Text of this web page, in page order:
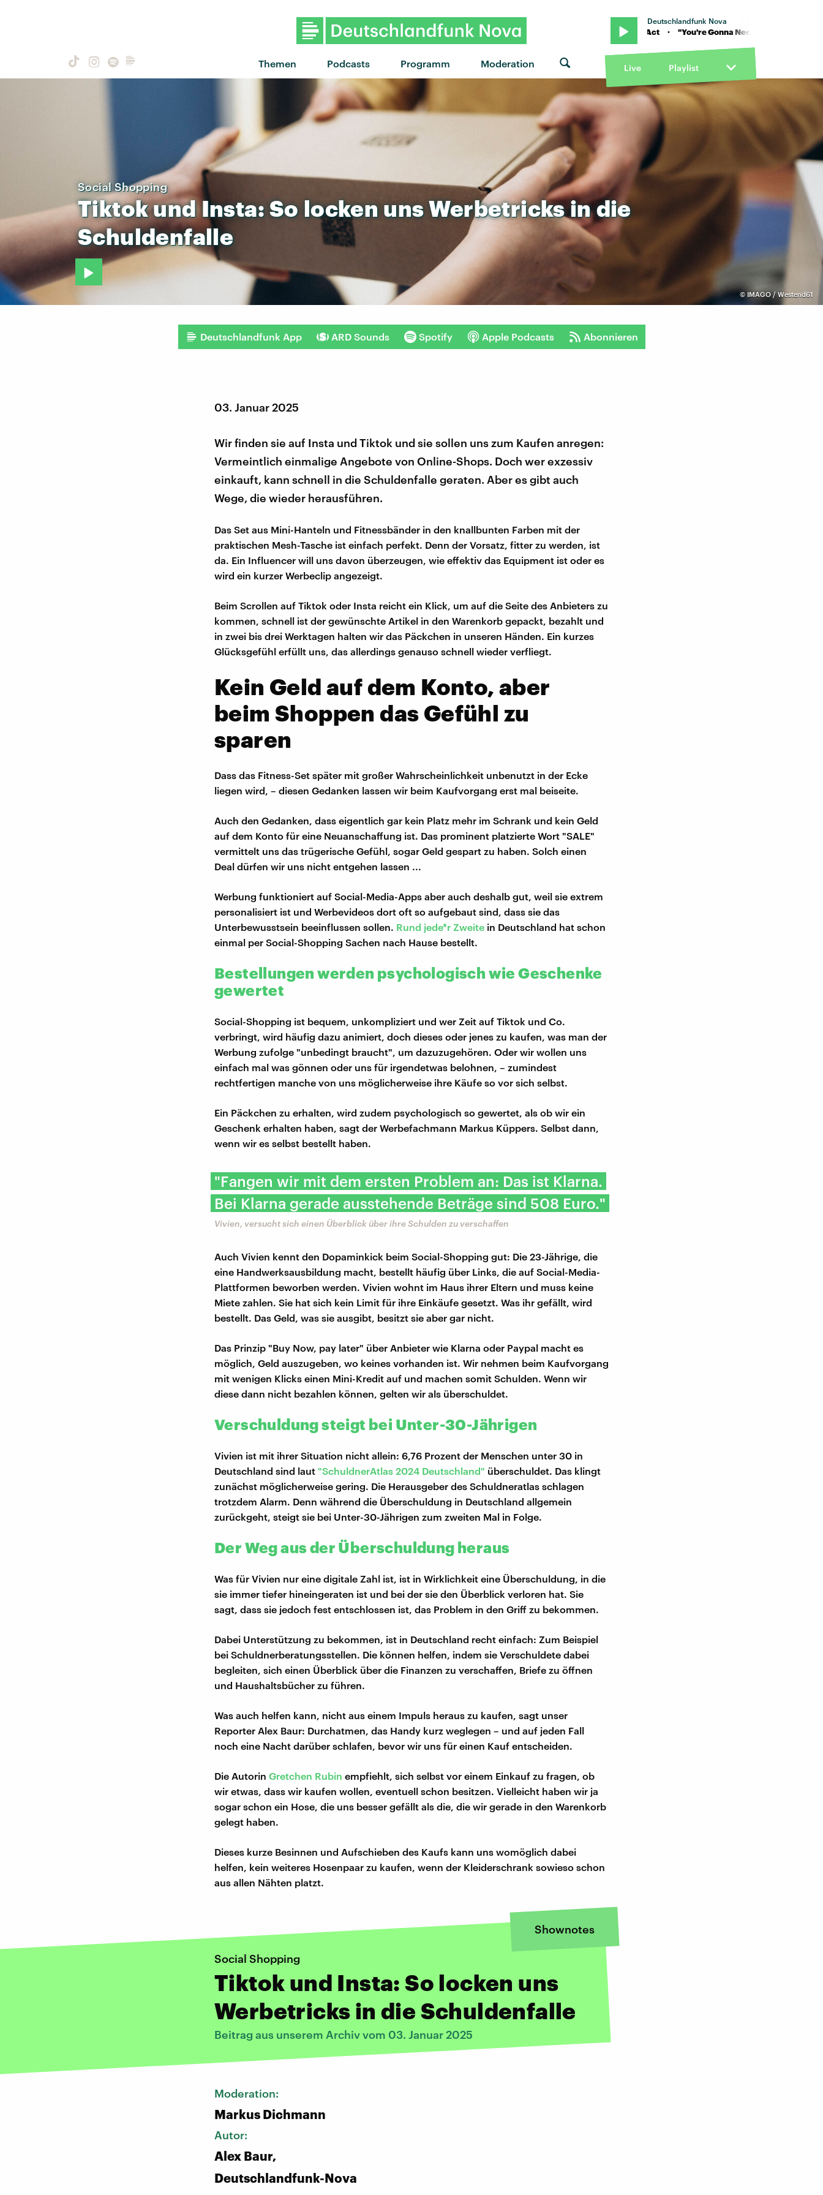
Themen Podcasts Programm Moderation
Deutschlandfunk Nova
"You're Gonna Need A Little Music" von Yard Act · "You're Gonna Need A Little Music" von Yard Act
Live Playlist
© IMAGO / Westend61
Social Shopping
Tiktokund Insta:SolockenunsWerbetricksindie
Schuldenfalle
Deutschlandfunk App ARD Sounds Spotify Apple Podcasts Abonnieren
03. Januar 2025
Wir finden sie auf Insta und Tiktok und sie sollen uns zum Kaufen anregen:
Vermeintlich einmalige Angebote von Online-Shops. Doch wer exzessiv
einkauft, kann schnell in die Schuldenfalle geraten. Aber es gibt auch
Wege, die wieder herausführen.
Das Set aus Mini-Hanteln und Fitnessbänder in den knallbunten Farben mit der
praktischen Mesh-Tasche ist einfach perfekt. Denn der Vorsatz, fitter zu werden, ist
da. Ein Influencer will uns davon überzeugen, wie effektiv das Equipment ist oder es
wird ein kurzer Werbeclip angezeigt.
Beim Scrollen auf Tiktok oder Insta reicht ein Klick, um auf die Seite des Anbieters zu
kommen, schnell ist der gewünschte Artikel in den Warenkorb gepackt, bezahlt und
in zwei bis drei Werktagen halten wir das Päckchen in unseren Händen. Ein kurzes
Glücksgefühl erfüllt uns, das allerdings genauso schnell wieder verfliegt.
Kein Geld auf dem Konto, aber
beim Shoppen das Gefühl zu
sparen
Dass das Fitness-Set später mit großer Wahrscheinlichkeit unbenutzt in der Ecke
liegen wird, – diesen Gedanken lassen wir beim Kaufvorgang erst mal beiseite.
Auch den Gedanken, dass eigentlich gar kein Platz mehr im Schrank und kein Geld
auf dem Konto für eine Neuanschaffung ist. Das prominent platzierte Wort "SALE"
vermittelt uns das trügerische Gefühl, sogar Geld gespart zu haben. Solch einen
Deal dürfen wir uns nicht entgehen lassen ...
Werbung funktioniert auf Social-Media-Apps aber auch deshalb gut, weil sie extrem
personalisiert ist und Werbevideos dort oft so aufgebaut sind, dass sie das
Unterbewusstsein beeinflussen sollen. Rund jede*r Zweite in Deutschland hat schon
einmal per Social-Shopping Sachen nach Hause bestellt.
Bestellungen werden psychologisch wie Geschenke
gewertet
Social-Shopping ist bequem, unkompliziert und wer Zeit auf Tiktok und Co.
verbringt, wird häufig dazu animiert, doch dieses oder jenes zu kaufen, was man der
Werbung zufolge "unbedingt braucht", um dazuzugehören. Oder wir wollen uns
einfach mal was gönnen oder uns für irgendetwas belohnen, – zumindest
rechtfertigen manche von uns möglicherweise ihre Käufe so vor sich selbst.
Ein Päckchen zu erhalten, wird zudem psychologisch so gewertet, als ob wir ein
Geschenk erhalten haben, sagt der Werbefachmann Markus Küppers. Selbst dann,
wenn wir es selbst bestellt haben.
"Fangen wir mit dem ersten Problem an: Das ist Klarna.
Bei Klarna gerade ausstehende Beträge sind 508 Euro."
Vivien, versucht sich einen Überblick über ihre Schulden zu verschaffen
Auch Vivien kennt den Dopaminkick beim Social-Shopping gut: Die 23-Jährige, die
eine Handwerksausbildung macht, bestellt häufig über Links, die auf Social-Media-
Plattformen beworben werden. Vivien wohnt im Haus ihrer Eltern und muss keine
Miete zahlen. Sie hat sich kein Limit für ihre Einkäufe gesetzt. Was ihr gefällt, wird
bestellt. Das Geld, was sie ausgibt, besitzt sie aber gar nicht.
Das Prinzip "Buy Now, pay later" über Anbieter wie Klarna oder Paypal macht es
möglich, Geld auszugeben, wo keines vorhanden ist. Wir nehmen beim Kaufvorgang
mit wenigen Klicks einen Mini-Kredit auf und machen somit Schulden. Wenn wir
diese dann nicht bezahlen können, gelten wir als überschuldet.
Verschuldung steigt bei Unter-30-Jährigen
Vivien ist mit ihrer Situation nicht allein: 6,76 Prozent der Menschen unter 30 in
Deutschland sind laut "SchuldnerAtlas 2024 Deutschland" überschuldet. Das klingt
zunächst möglicherweise gering. Die Herausgeber des Schuldneratlas schlagen
trotzdem Alarm. Denn während die Überschuldung in Deutschland allgemein
zurückgeht, steigt sie bei Unter-30-Jährigen zum zweiten Mal in Folge.
Der Weg aus der Überschuldung heraus
Was für Vivien nur eine digitale Zahl ist, ist in Wirklichkeit eine Überschuldung, in die
sie immer tiefer hineingeraten ist und bei der sie den Überblick verloren hat. Sie
sagt, dass sie jedoch fest entschlossen ist, das Problem in den Griff zu bekommen.
Dabei Unterstützung zu bekommen, ist in Deutschland recht einfach: Zum Beispiel
bei Schuldnerberatungsstellen. Die können helfen, indem sie Verschuldete dabei
begleiten, sich einen Überblick über die Finanzen zu verschaffen, Briefe zu öffnen
und Haushaltsbücher zu führen.
Was auch helfen kann, nicht aus einem Impuls heraus zu kaufen, sagt unser
Reporter Alex Baur: Durchatmen, das Handy kurz weglegen – und auf jeden Fall
noch eine Nacht darüber schlafen, bevor wir uns für einen Kauf entscheiden.
Die Autorin Gretchen Rubin empfiehlt, sich selbst vor einem Einkauf zu fragen, ob
wir etwas, dass wir kaufen wollen, eventuell schon besitzen. Vielleicht haben wir ja
sogar schon ein Hose, die uns besser gefällt als die, die wir gerade in den Warenkorb
gelegt haben.
Dieses kurze Besinnen und Aufschieben des Kaufs kann uns womöglich dabei
helfen, kein weiteres Hosenpaar zu kaufen, wenn der Kleiderschrank sowieso schon
aus allen Nähten platzt.
Shownotes
Social Shopping
Tiktok und Insta: So locken uns
Werbetricks in die Schuldenfalle
Beitrag aus unserem Archiv vom 03. Januar 2025
Moderation:
Markus Dichmann
Autor:
Alex Baur,
Deutschlandfunk-Nova